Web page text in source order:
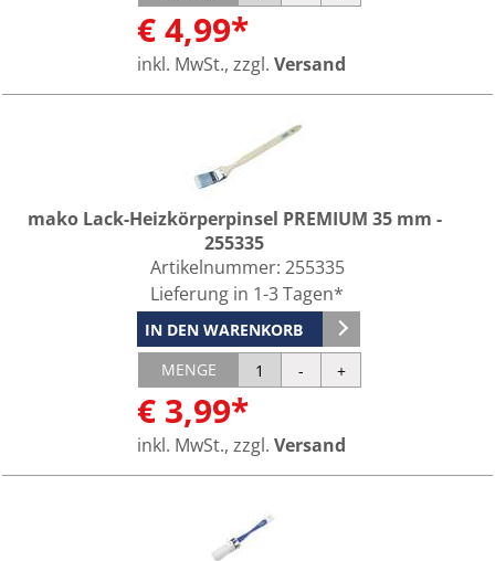
€ 4,99*
inkl. MwSt., zzgl. Versand
mako Lack-Heizkörperpinsel PREMIUM 35 mm -
255335
Artikelnummer: 255335
Lieferung in 1-3 Tagen*
IN DEN WARENKORB
MENGE
€ 3,99*
inkl. MwSt., zzgl. Versand